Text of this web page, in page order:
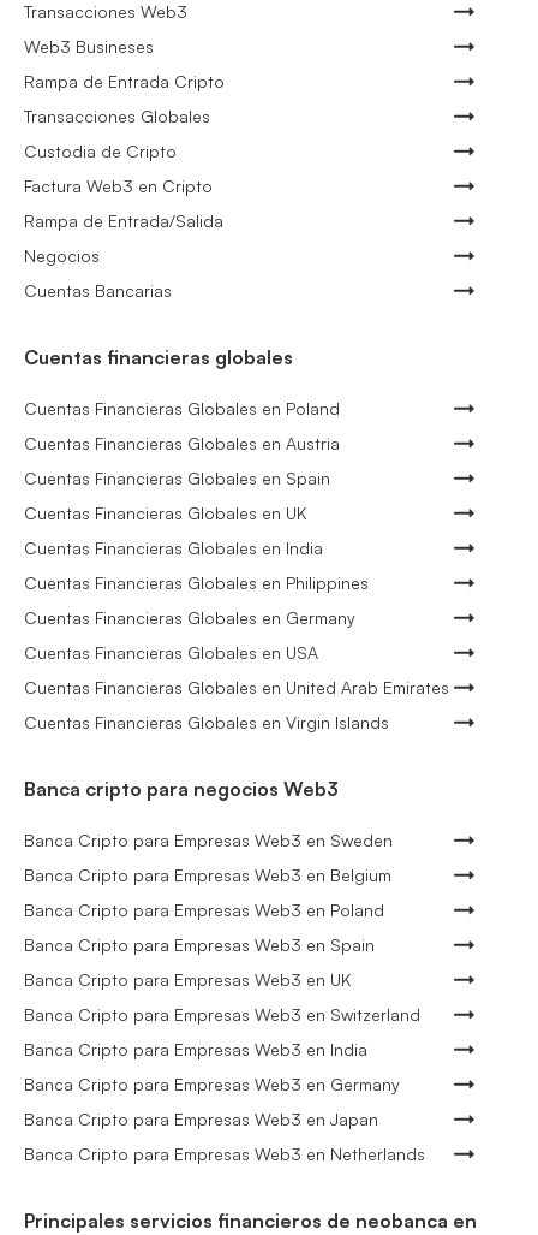
Transacciones Web3
Web3 Busineses
Rampa de Entrada Cripto
Transacciones Globales
Custodia de Cripto
Factura Web3 en Cripto
Rampa de Entrada/Salida
Negocios
Cuentas Bancarias
Cuentas financieras globales
Cuentas Financieras Globales en Poland
Cuentas Financieras Globales en Austria
Cuentas Financieras Globales en Spain
Cuentas Financieras Globales en UK
Cuentas Financieras Globales en India
Cuentas Financieras Globales en Philippines
Cuentas Financieras Globales en Germany
Cuentas Financieras Globales en USA
Cuentas Financieras Globales en United Arab Emirates
Cuentas Financieras Globales en Virgin Islands
Banca cripto para negocios Web3
Banca Cripto para Empresas Web3 en Sweden
Banca Cripto para Empresas Web3 en Belgium
Banca Cripto para Empresas Web3 en Poland
Banca Cripto para Empresas Web3 en Spain
Banca Cripto para Empresas Web3 en UK
Banca Cripto para Empresas Web3 en Switzerland
Banca Cripto para Empresas Web3 en India
Banca Cripto para Empresas Web3 en Germany
Banca Cripto para Empresas Web3 en Japan
Banca Cripto para Empresas Web3 en Netherlands
Principales servicios financieros de neobanca en